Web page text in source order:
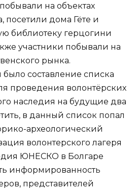
на объектах
посетили дома Гёте и
библиотеку герцогини
участники побывали на
рынка.
составление списка
проведения волонтёрских
наследия на будущие два
в данный список попал
археологический
волонтерского лагеря
ЮНЕСКО в Болгаре
информированность
представителей